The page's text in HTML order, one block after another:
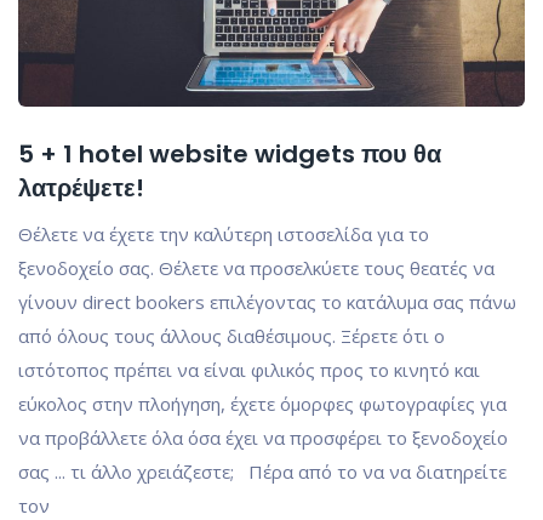
5 + 1 hotel website widgets που θα
λατρέψετε!
Θέλετε να έχετε την καλύτερη ιστοσελίδα για το
ξενοδοχείο σας. Θέλετε να προσελκύετε τους θεατές να
γίνουν direct bookers επιλέγοντας το κατάλυμα σας πάνω
από όλους τους άλλους διαθέσιμους. Ξέρετε ότι ο
ιστότοπος πρέπει να είναι φιλικός προς το κινητό και
εύκολος στην πλοήγηση, έχετε όμορφες φωτογραφίες για
να προβάλλετε όλα όσα έχει να προσφέρει το ξενοδοχείο
σας ... τι άλλο χρειάζεστε; Πέρα από το να να διατηρείτε
τον